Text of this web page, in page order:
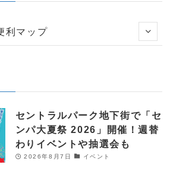
利マップ
セントラルパーク地下街で「セ
ンパ大夏祭 2026」開催！週替
わりイベントや抽選会も
2026年8月7日 イベント